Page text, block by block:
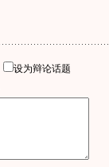
设为辩论话题